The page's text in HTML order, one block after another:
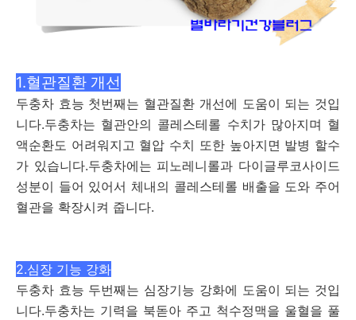
1.혈관질환 개선
두충차 효능 첫번째는 혈관질환 개선에 도움이 되는 것입
니다.두충차는 혈관안의 콜레스테롤 수치가 많아지며 혈
액순환도 어려워지고 혈압 수치 또한 높아지면 발병 할수
가 있습니다.두충차에는 피노레니롤과 다이글루코사이드
성분이 들어 있어서 체내의 콜레스테롤 배출을 도와 주어
혈관을 확장시켜 줍니다.
2.심장 기능 강화
두충차 효능 두번째는 심장기능 강화에 도움이 되는 것입
니다.두충차는 기력을 북돋아 주고 척수정맥을 울혈을 풀